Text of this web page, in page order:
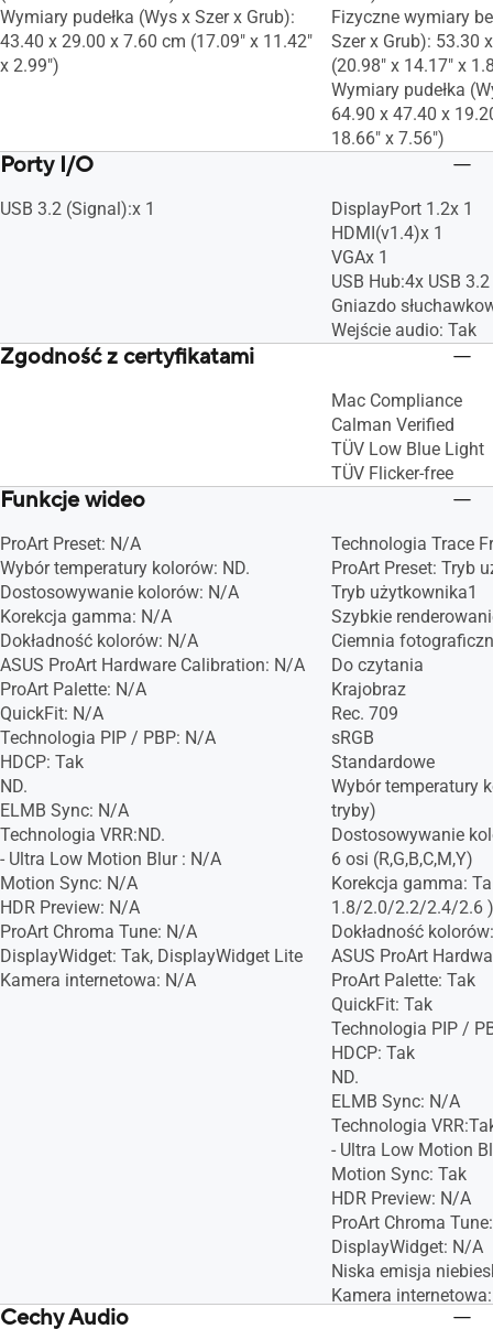
Wymiary pudełka (Wys x Szer x Grub):
43.40 x 29.00 x 7.60 cm (17.09" x 11.42"
x 2.99")
Fizyczne wymiary
Szer x Grub): 53.30
(20.98" x 14.17" x
Wymiary pudełka
64.90 x 47.40 x
18.66" x 7.56")
Porty I/O
USB 3.2 (Signal):x 1
DisplayPort 1.2x 1
HDMI(v1.4)x 1
VGAx 1
USB Hub:4x USB
Gniazdo
Wejście audio: Tak
Zgodność z certyfikatami
Mac Compliance
Calman Verified
TÜV Low Blue Light
TÜV Flicker-free
Funkcje wideo
ProArt Preset: N/A
Wybór temperatury kolorów: ND.
Dostosowywanie kolorów: N/A
Korekcja gamma: N/A
Dokładność kolorów: N/A
ASUS ProArt Hardware Calibration: N/A
ProArt Palette: N/A
QuickFit: N/A
Technologia PIP / PBP: N/A
HDCP: Tak
ND.
ELMB Sync: N/A
Technologia VRR:ND.
- Ultra Low Motion Blur : N/A
Motion Sync: N/A
HDR Preview: N/A
ProArt Chroma Tune: N/A
DisplayWidget: Tak, DisplayWidget Lite
Kamera internetowa: N/A
Technologia Trace
ProArt Preset: Tryb
Tryb użytkownika1
Szybkie
Ciemnia
Do czytania
Krajobraz
Rec. 709
sRGB
Standardowe
Wybór temperatury
tryby)
Dostosowywanie
6 osi (R,G,B,C,M,Y)
Korekcja gamma:
1.8/2.0/2.2/2.4/2.6 )
Dokładność
ASUS ProArt
ProArt Palette: Tak
QuickFit: Tak
Technologia PIP /
HDCP: Tak
ND.
ELMB Sync: N/A
Technologia
- Ultra Low Motion
Motion Sync: Tak
HDR Preview: N/A
ProArt Chroma
DisplayWidget: N/A
Niska emisja
Kamera
Cechy Audio